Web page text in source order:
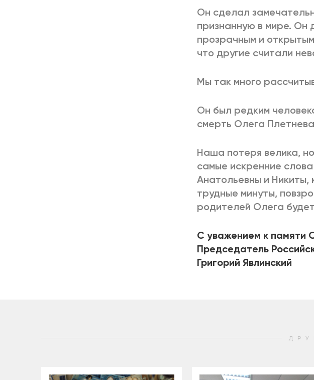
Он сделал
признанную в мире. Он
прозрачным и
что другие считали
Мы так много
Он был редким
смерть Олега
Наша потеря велика,
самые искренние
Анатольевны и Никиты,
трудные минуты,
родителей Олега
С уважением к памяти
Председатель
Григорий Явлинский